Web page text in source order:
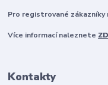
Pro registrované zákazníky
Více informací naleznete
Kontakty